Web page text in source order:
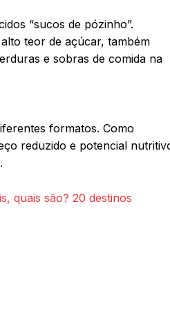
“sucos de pózinho”.
teor de açúcar, também
e sobras de comida na
formatos. Como
reduzido e potencial
quais são? 20 destinos